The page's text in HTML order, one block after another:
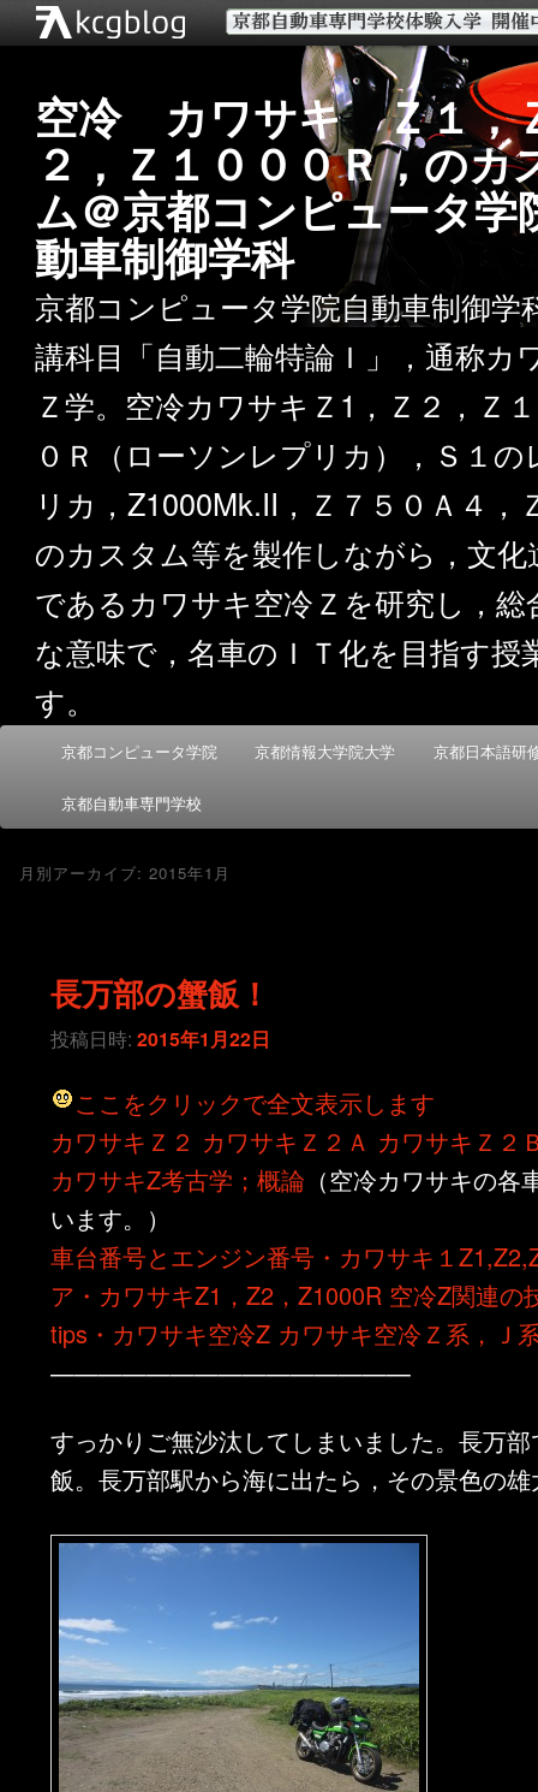
空冷 カワサキ Ｚ１，
２，Ｚ１０００Ｒ，のカ
ム＠京都コンピュータ学
動車制御学科
京都コンピュータ学院自動車制御学
講科目「自動二輪特論Ｉ」，通称カ
Ｚ学。空冷カワサキＺ1，Ｚ２，Ｚ
０Ｒ（ローソンレプリカ），Ｓ１の
リカ，Z1000Mk.II，Ｚ７５０Ａ４，
のカスタム等を製作しながら，文化
であるカワサキ空冷Ｚを研究し，総
な意味で，名車のＩＴ化を目指す授
す。
メ
メ
イ
ン
ン
テ
ン
ツ
へ
動
サ
ブ
コ
テ
ン
ツ
へ
移
京都コンピュータ学院 京都情報大学院大学 京都日本語研
京都自動車専門学校
月別アーカイブ:2015年1月
長万部の蟹飯！
投稿日時:2015年1月22日
ここをクリックで全文表示します
カワサキＺ２ カワサキＺ２Ａ カワサキＺ２
カワサキZ考古学；概論 （空冷カワサキの各
います。）
車台番号とエンジン番号・カワサキ１
ア・カワサキZ1，Z2，Z1000R 空冷Z関連の
tips・カワサキ空冷Z カワサキ空冷Ｚ系，Ｊ
———————————————
すっかりご無沙汰してしまいました。長万
飯。長万部駅から海に出たら，その景色の